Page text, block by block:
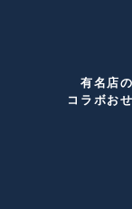
有名店の
コラボお